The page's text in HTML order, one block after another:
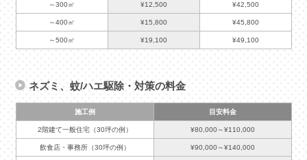
～300㎡ ¥12,500 ¥42,500
～400㎡ ¥15,800 ¥45,800
～500㎡ ¥19,100 ¥49,100
ネズミ、蚊/ハエ駆除・対策の料金
施工例 目安料金
2階建て一般住宅（30坪の例） ¥80,000～¥110,000
飲食店・事務所（30坪の例） ¥90,000～¥140,000